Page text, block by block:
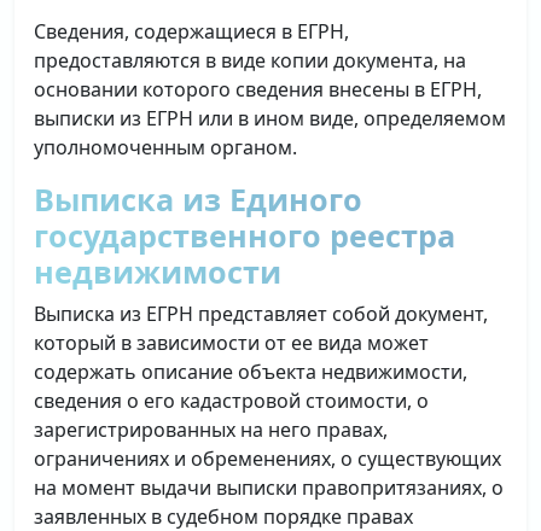
Сведения, содержащиеся в ЕГРН,
предоставляются в виде копии документа, на
основании которого сведения внесены в ЕГРН,
выписки из ЕГРН или в ином виде, определяемом
уполномоченным органом.
Выписка из Единого
государственного реестра
недвижимости
Выписка из ЕГРН представляет собой документ,
который в зависимости от ее вида может
содержать описание объекта недвижимости,
сведения о его кадастровой стоимости, о
зарегистрированных на него правах,
ограничениях и обременениях, о существующих
на момент выдачи выписки правопритязаниях, о
заявленных в судебном порядке правах